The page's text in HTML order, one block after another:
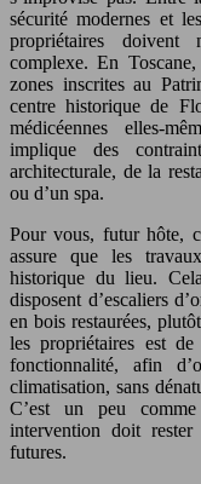
sécurité modernes et
propriétaires doivent
complexe. En
zones inscrites au
centre historique de
médicéennes elles-
implique des
architecturale, de la
ou d’un spa.
Pour vous, futur hôte,
assure que les
historique du lieu.
disposent d’escaliers
en bois restaurées,
les propriétaires est
fonctionnalité, afin
climatisation, sans
C’est un peu
intervention doit
futures.